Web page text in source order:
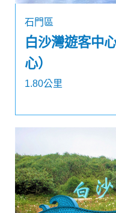
石門區
白沙灣遊客中
心）
1.80公里